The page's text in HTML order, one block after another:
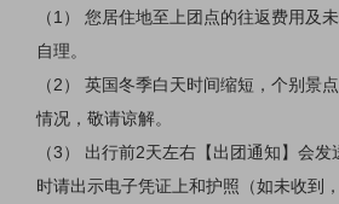
（1） 您居住地至上团点的往返费用及
自理。
（2） 英国冬季白天时间缩短，个别景
情况，敬请谅解。
（3） 出行前2天左右【出团通知】会发
时请出示电子凭证上和护照（如未收到